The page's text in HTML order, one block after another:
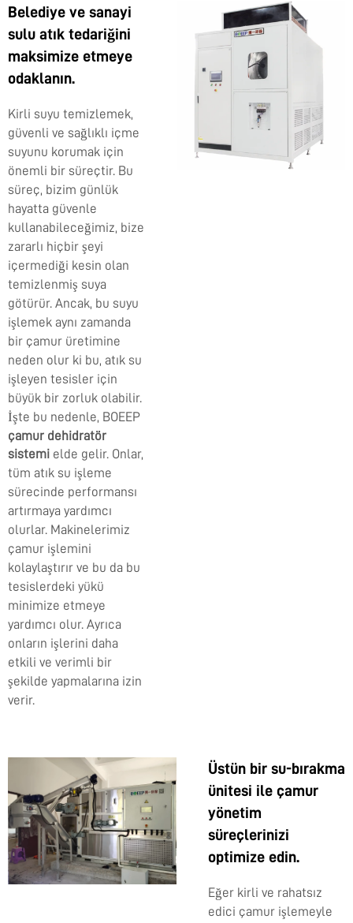
Belediye ve sanayi
sulu atık tedariğini
maksimize etmeye
odaklanın.
Kirli suyu temizlemek,
güvenli ve sağlıklı içme
suyunu korumak için
önemli bir süreçtir. Bu
süreç, bizim günlük
hayatta güvenle
kullanabileceğimiz, bize
zararlı hiçbir şeyi
içermediği kesin olan
temizlenmiş suya
götürür. Ancak, bu suyu
işlemek aynı zamanda
bir çamur üretimine
neden olur ki bu, atık su
işleyen tesisler için
büyük bir zorluk olabilir.
İşte bu nedenle, BOEEP
çamur dehidratör
sistemi elde gelir. Onlar,
tüm atık su işleme
sürecinde performansı
artırmaya yardımcı
olurlar. Makinelerimiz
çamur işlemini
kolaylaştırır ve bu da bu
tesislerdeki yükü
minimize etmeye
yardımcı olur. Ayrıca
onların işlerini daha
etkili ve verimli bir
şekilde yapmalarına izin
verir.
Üstün bir su-bırakma
ünitesi ile çamur
yönetim
süreçlerinizi
optimize edin.
Eğer kirli ve rahatsız
edici çamur işlemeyle